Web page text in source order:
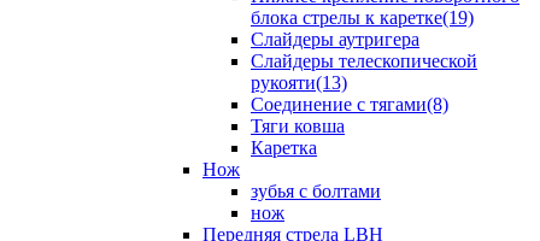
блока стрелы к каретке(19)
Слайдеры аутригера
Слайдеры телескопической
рукояти(13)
Соединение с тягами(8)
Тяги ковша
Каретка
Нож
зубья с болтами
нож
Передняя стрела LBH